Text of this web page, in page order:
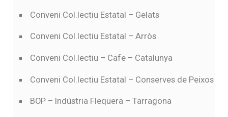
Conveni Col.lectiu Estatal – Gelats
Conveni Col.lectiu Estatal – Arròs
Conveni Col.lectiu – Cafe – Catalunya
Conveni Col.lectiu Estatal – Conserves de Peixos
BOP – Indústria Flequera – Tarragona